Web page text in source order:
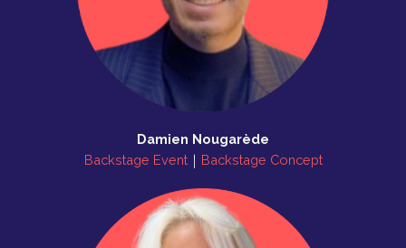
Damien Nougarède
Backstage Event｜ Backstage Concept